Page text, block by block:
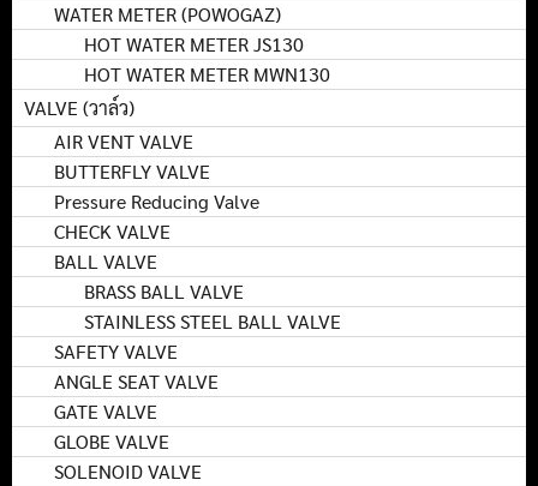
WATER METER (POWOGAZ)
HOT WATER METER JS130
HOT WATER METER MWN130
VALVE (วาล์ว)
AIR VENT VALVE
BUTTERFLY VALVE
Pressure Reducing Valve
CHECK VALVE
BALL VALVE
BRASS BALL VALVE
STAINLESS STEEL BALL VALVE
SAFETY VALVE
ANGLE SEAT VALVE
GATE VALVE
GLOBE VALVE
SOLENOID VALVE